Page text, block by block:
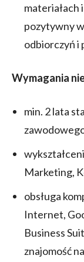
materiałach
pozytywny
odbiorczyń i
Wymagania
min. 2 lata
Marketing,
obsługa
Internet,
Business
znajomość